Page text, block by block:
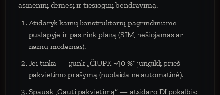
asmeninį dėmesį ir tiesioginį bendravimą.
Atidaryk kainų konstruktorių pagrindiniame
puslapyje ir pasirink planą (SIM, nešiojamas ar
namų modemas).
Jei tinka — įjunk „ČIUPK −40 %“ jungiklį prieš
pakvietimo prašymą (nuolaida ne automatinė).
Spausk „Gauti pakvietimą“ — atsidaro DI pokalbis: